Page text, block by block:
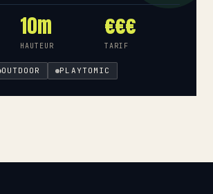
10m
HAUTEUR
€€€
TARIF
OUTDOOR PLAYTOMIC